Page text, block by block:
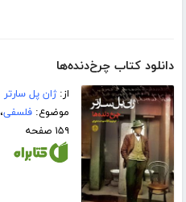
دانلود کتاب چرخ‌دنده‌ها
از:ژان پل سارتر
موضوع:فلسفی،
۱۵۹ صفحه